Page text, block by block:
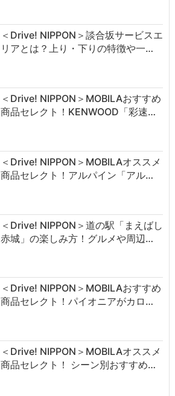
＜Drive! NIPPON＞談合坂サービスエ
リアとは？上り・下りの特徴や一…
＜Drive! NIPPON＞MOBILAおすすめ
商品セレクト！KENWOOD「彩速…
＜Drive! NIPPON＞MOBILAオススメ
商品セレクト！アルパイン「アル…
＜Drive! NIPPON＞道の駅「まえばし
赤城」の楽しみ方！グルメや周辺…
＜Drive! NIPPON＞MOBILAおすすめ
商品セレクト！パイオニアがカロ…
＜Drive! NIPPON＞MOBILAオススメ
商品セレクト！ シーン別おすすめ…